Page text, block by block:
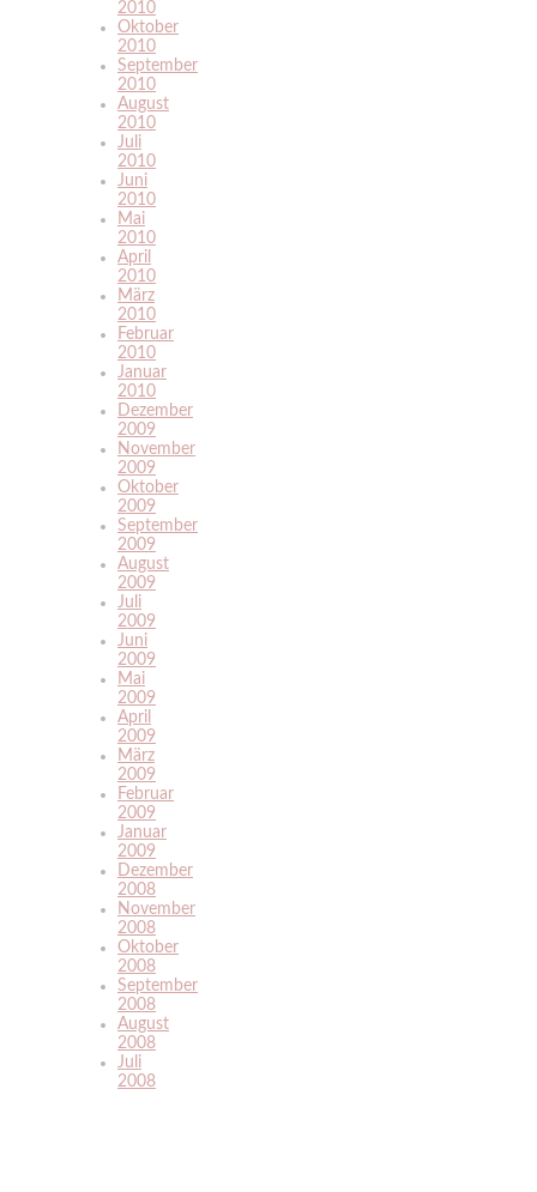
2010
Oktober
2010
September
2010
August
2010
Juli
2010
Juni
2010
Mai
2010
April
2010
März
2010
Februar
2010
Januar
2010
Dezember
2009
November
2009
Oktober
2009
September
2009
August
2009
Juli
2009
Juni
2009
Mai
2009
April
2009
März
2009
Februar
2009
Januar
2009
Dezember
2008
November
2008
Oktober
2008
September
2008
August
2008
Juli
2008